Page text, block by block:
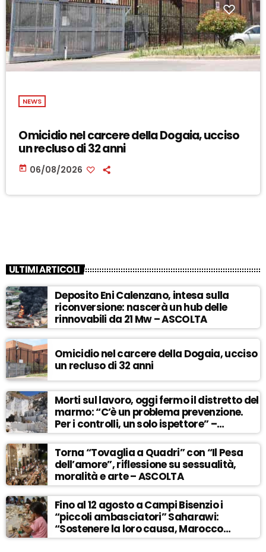
NEWS
Omicidio nel carcere della Dogaia, ucciso
un recluso di 32 anni
today 06/08/2026
ULTIMI ARTICOLI
Deposito Eni Calenzano, intesa sulla
riconversione: nascerà un hub delle
rinnovabili da 21 Mw – ASCOLTA
Omicidio nel carcere della Dogaia, ucciso
un recluso di 32 anni
Morti sul lavoro, oggi fermo il distretto del
marmo: “C’è un problema prevenzione.
Per i controlli, un solo ispettore” –
ASCOLTA
Torna “Tovaglia a Quadri” con “Il Pesa
dell’amore”, riflessione su sessualità,
moralità e arte – ASCOLTA
Fino al 12 agosto a Campi Bisenzio i
“piccoli ambasciatori” Saharawi:
“Sostenere la loro causa, Marocco
sempre più invadente” – ASCOLTA